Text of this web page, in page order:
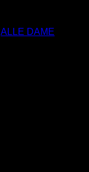
ALLE DAME